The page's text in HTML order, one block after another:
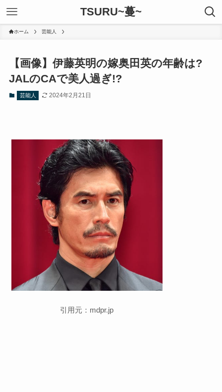
TSURU~蔓~
ホーム 芸能人
【画像】伊藤英明の嫁奥田英の年齢は?
JALのCAで美人過ぎ!?
芸能人 2024年2月21日
引用元：mdpr.jp